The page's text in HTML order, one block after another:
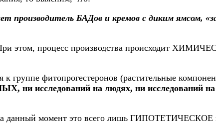
производитель БАДов и кремов с диким ямсом,
При этом, процесс производства происходит
группе фитопрогестеронов (растительные
ни исследований на людях, ни исследований
данный момент это всего лишь ГИПОТЕТИЧЕСКОЕ